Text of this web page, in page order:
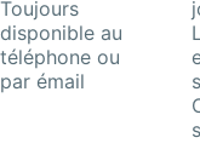
Toujours
disponible au
téléphone ou
par émail